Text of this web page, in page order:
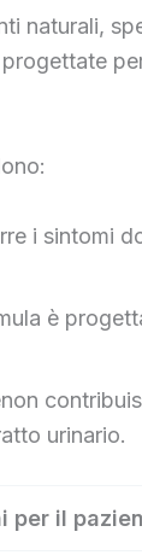
naturali,
i sintomi
è
urinario.
per il